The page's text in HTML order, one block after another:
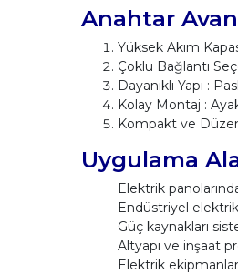
Anahtar
Yüksek Akım
Çoklu Bağlantı
Dayanıklı Yapı :
Kolay Montaj :
Kompakt ve
Uygulama
Elektrik
Endüstriyel
Güç kaynakları
Altyapı ve inşaat
Elektrik